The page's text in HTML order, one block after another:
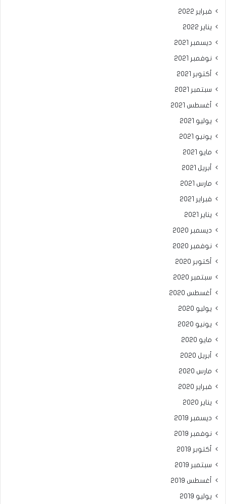
فبراير 2022
يناير 2022
ديسمبر 2021
نوفمبر 2021
أكتوبر 2021
سبتمبر 2021
أغسطس 2021
يوليو 2021
يونيو 2021
مايو 2021
أبريل 2021
مارس 2021
فبراير 2021
يناير 2021
ديسمبر 2020
نوفمبر 2020
أكتوبر 2020
سبتمبر 2020
أغسطس 2020
يوليو 2020
يونيو 2020
مايو 2020
أبريل 2020
مارس 2020
فبراير 2020
يناير 2020
ديسمبر 2019
نوفمبر 2019
أكتوبر 2019
سبتمبر 2019
أغسطس 2019
يوليو 2019